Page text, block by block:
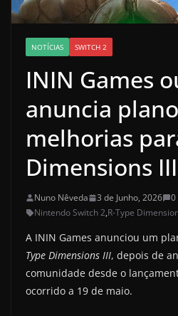
NOTÍCIAS SWITCH 2
ININ Games
anuncia
melhorias
Dimensions III
Nuno Nêveda 3 de Junho, 2026
0
Nintendo Switch 2,R-Type
A ININ Games anunciou um
Type Dimensions III, depois de
comunidade desde o
ocorrido a 19 de maio.